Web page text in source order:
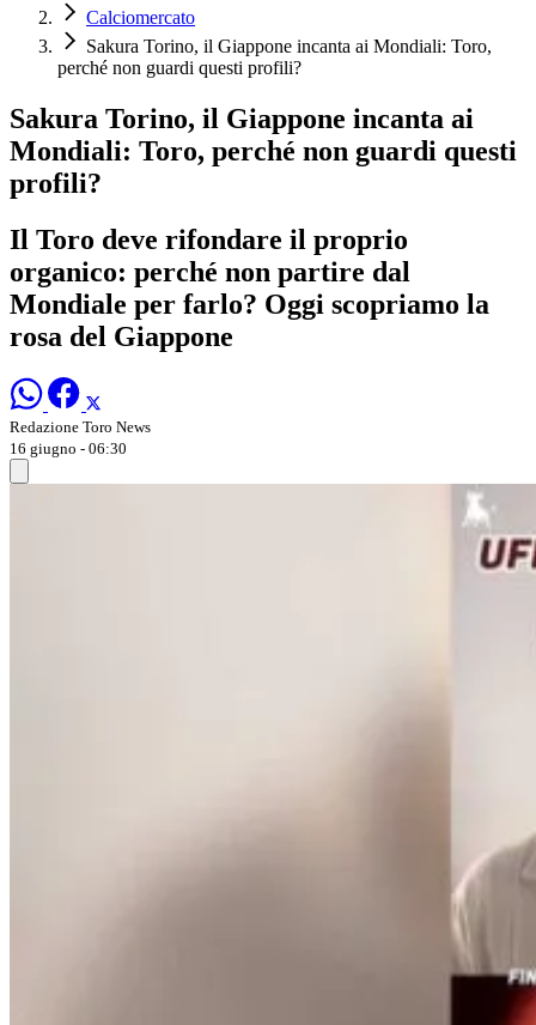
Calciomercato
Sakura Torino, il Giappone incanta ai Mondiali: Toro,
perché non guardi questi profili?
Sakura Torino, il Giappone incanta ai
Mondiali: Toro, perché non guardi questi
profili?
Il Toro deve rifondare il proprio
organico: perché non partire dal
Mondiale per farlo? Oggi scopriamo la
rosa del Giappone
Redazione Toro News
16 giugno - 06:30